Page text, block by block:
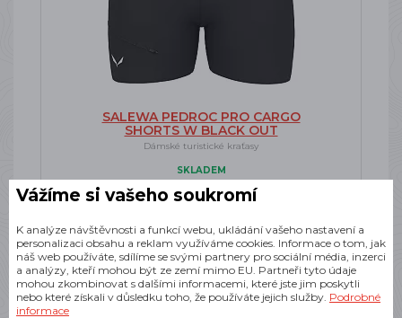
SALEWA PEDROC PRO CARGO
SHORTS W BLACK OUT
Dámské turistické kraťasy
SKLADEM
2 250 Kč
-15%
Doprava zdarma
Vážíme si vašeho soukromí
K analýze návštěvnosti a funkcí webu, ukládání vašeho nastavení a
personalizaci obsahu a reklam využíváme cookies. Informace o tom, jak
náš web používáte, sdílíme se svými partnery pro sociální média, inzerci
a analýzy, kteří mohou být ze zemí mimo EU. Partneři tyto údaje
mohou zkombinovat s dalšími informacemi, které jste jim poskytli
nebo které získali v důsledku toho, že používáte jejich služby. Podrobné
informace